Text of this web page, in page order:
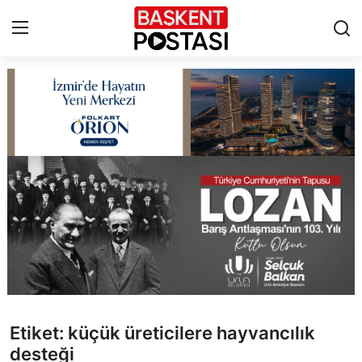
Çerez Politikası
Künye
Ankara
TBMM
Cumhurbaşkanlığı
Etiket: küçük üreticilere hayvancılık
desteği